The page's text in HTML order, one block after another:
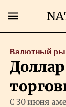
Главная
Экономика
Валютный
С 30 июня